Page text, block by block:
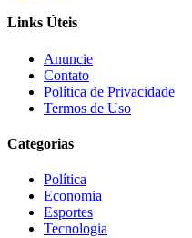
Links Úteis
Anuncie
Contato
Política de Privacidade
Termos de Uso
Categorias
Política
Economia
Esportes
Tecnologia